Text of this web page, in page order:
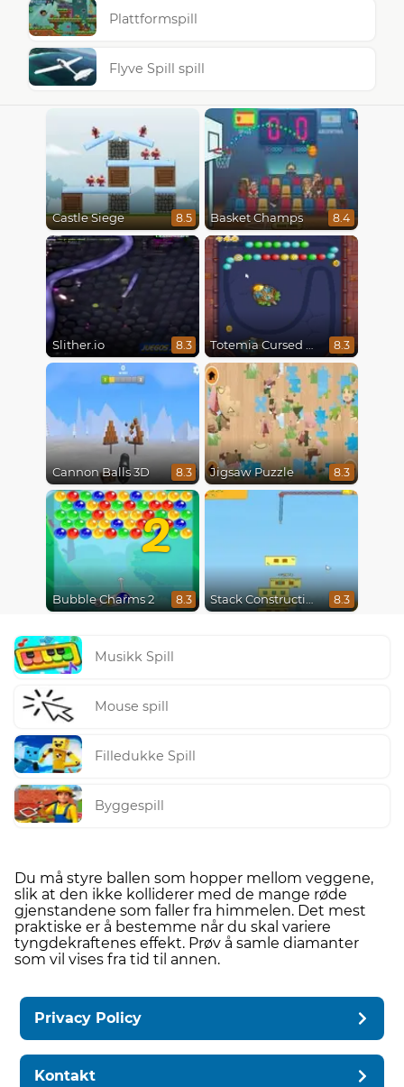
Plattformspill
Flyve Spill spill
Castle Siege 8.5 Basket Champs 8.4
Slither.io 8.3 Totemia Cursed Marbles 8.3
Cannon Balls 3D 8.3 Jigsaw Puzzle 8.3
2
Bubble Charms 2 8.3 Stack Construction 8.3
Musikk Spill
Mouse spill
Filledukke Spill
Byggespill
Du må styre ballen som hopper mellom veggene,
slik at den ikke kolliderer med de mange røde
gjenstandene som faller fra himmelen. Det mest
praktiske er å bestemme når du skal variere
tyngdekraftenes effekt. Prøv å samle diamanter
som vil vises fra tid til annen.
Privacy Policy
Kontakt